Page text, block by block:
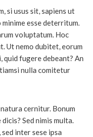
si usus sit, sapiens ut
esse deterritum.
voluptatum. Hoc
Ut nemo dubitet, eorum
quid fugere debeant? An
nulla comitetur
cernitur. Bonum
Sed nimis multa.
inter sese ipsa